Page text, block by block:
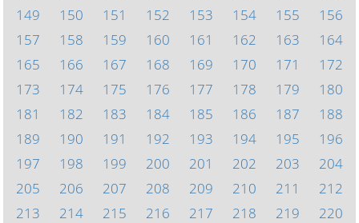
149
150 151 152 153 154 155
156
157
158 159 160 161 162 163
164
165
166 167 168 169 170 171
172
173
174 175 176 177 178 179
180
181
182 183 184 185 186 187
188
189
190 191 192 193 194 195
196
197
198 199 200 201 202 203
204
205
206 207 208 209 210 211
212
213
214 215 216 217 218 219
220